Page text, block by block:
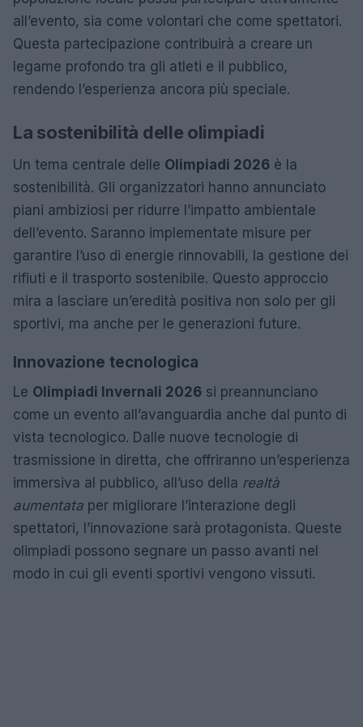
all’evento, sia come volontari che come spettatori.
Questa partecipazione contribuirà a creare un
legame profondo tra gli atleti e il pubblico,
rendendo l’esperienza ancora più speciale.
La sostenibilità delle olimpiadi
Un tema centrale delle Olimpiadi 2026 è la
sostenibilità. Gli organizzatori hanno annunciato
piani ambiziosi per ridurre l’impatto ambientale
dell’evento. Saranno implementate misure per
garantire l’uso di energie rinnovabili, la gestione dei
rifiuti e il trasporto sostenibile. Questo approccio
mira a lasciare un’eredità positiva non solo per gli
sportivi, ma anche per le generazioni future.
Innovazione tecnologica
Le Olimpiadi Invernali 2026 si preannunciano
come un evento all’avanguardia anche dal punto di
vista tecnologico. Dalle nuove tecnologie di
trasmissione in diretta, che offriranno un’esperienza
immersiva al pubblico, all’uso della realtà
aumentata per migliorare l’interazione degli
spettatori, l’innovazione sarà protagonista. Queste
olimpiadi possono segnare un passo avanti nel
modo in cui gli eventi sportivi vengono vissuti.